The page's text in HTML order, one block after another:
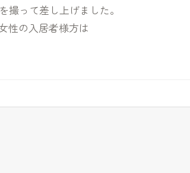
って差し上げました。
性の入居者様方は